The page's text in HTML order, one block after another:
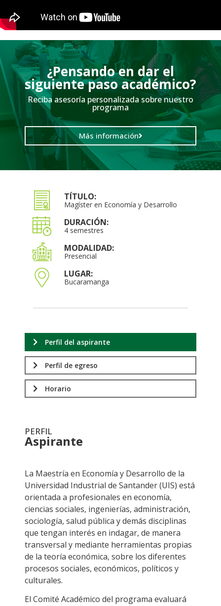
¿Pensando en dar el
siguiente paso académico?
Reciba asesoría personalizada sobre nuestro
programa
Más información
TÍTULO:
Magíster en Economía y Desarrollo
DURACIÓN:
4 semestres
MODALIDAD:
Presencial
LUGAR:
Bucaramanga
Perfil del aspirante
Perfil de egreso
Horario
PERFIL
Aspirante
La Maestría en Economía y Desarrollo de la
Universidad Industrial de Santander (UIS) está
orientada a profesionales en economía,
ciencias sociales, ingenierías, administración,
sociología, salud pública y demás disciplinas
que tengan interés en indagar, de manera
transversal y mediante herramientas propias
de la teoría económica, sobre los diferentes
procesos sociales, económicos, políticos y
culturales.
El Comité Académico del programa evaluará